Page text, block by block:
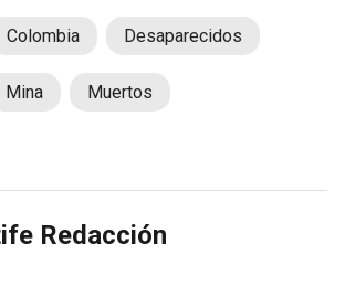
Colombia Desaparecidos
Mina Muertos
Redacción